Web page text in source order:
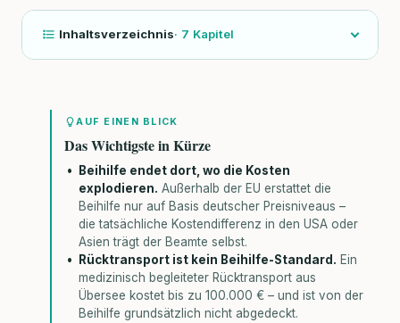
Inhaltsverzeichnis· 7 Kapitel
AUF EINEN BLICK
Das Wichtigste in Kürze
Beihilfe endet dort, wo die Kosten
explodieren. Außerhalb der EU erstattet die
Beihilfe nur auf Basis deutscher Preisniveaus –
die tatsächliche Kostendifferenz in den USA oder
Asien trägt der Beamte selbst.
Rücktransport ist kein Beihilfe-Standard. Ein
medizinisch begleiteter Rücktransport aus
Übersee kostet bis zu 100.000 € – und ist von der
Beihilfe grundsätzlich nicht abgedeckt.